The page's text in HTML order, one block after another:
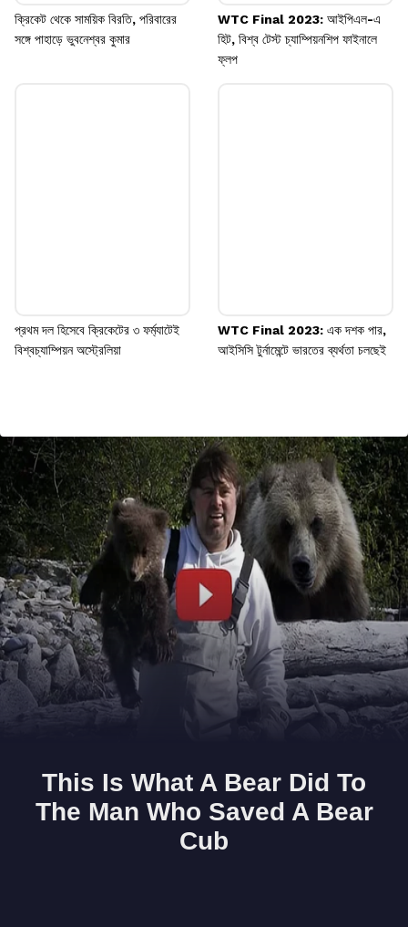
ক্রিকেট থেকে সাময়িক বিরতি, পরিবারের
সঙ্গে পাহাড়ে ভুবনেশ্বর কুমার
WTC Final 2023: আইপিএল-এ
হিট, বিশ্ব টেস্ট চ্যাম্পিয়নশিপ ফাইনালে
ফ্লপ
প্রথম দল হিসেবে ক্রিকেটের ৩ ফর্ম্যাটেই
বিশ্বচ্যাম্পিয়ন অস্ট্রেলিয়া
WTC Final 2023: এক দশক পার,
আইসিসি টুর্নামেন্টে ভারতের ব্যর্থতা চলছেই